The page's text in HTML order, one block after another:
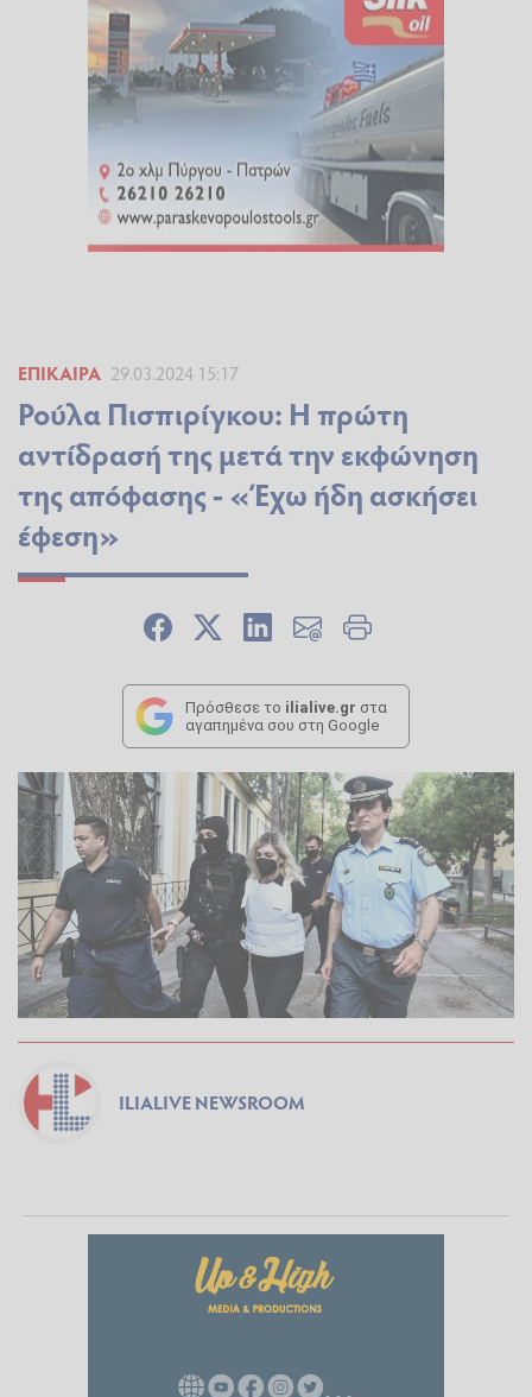
ΕΠΊΚΑΙΡΑ 29.03.2024 15:17
Ρούλα Πισπιρίγκου: Η πρώτη
αντίδρασή της μετά την εκφώνηση
της απόφασης - «Έχω ήδη ασκήσει
έφεση»
Πρόσθεσε το ilialive.gr στα
αγαπημένα σου στη Google
ILIALIVE NEWSROOM